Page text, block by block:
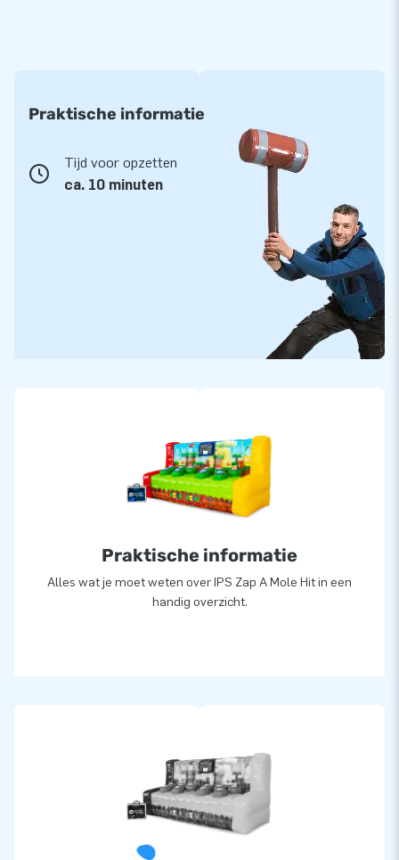
Praktische informatie
Tijd voor opzetten
ca. 10 minuten
Praktische informatie
Alles wat je moet weten over IPS Zap A Mole Hit in een
handig overzicht.